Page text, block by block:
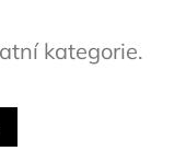
kategorie.